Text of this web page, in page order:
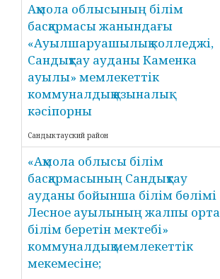
Ақмола облысының білім
басқармасы жанындағы
«Ауылшаруашылық колледжі,
Сандықтау ауданы Каменка
ауылы» мемлекеттік
коммуналдық қазыналық
кәсіпорны
Сандыктауский район
«Ақмола облысы білім
басқармасының Сандықтау
ауданы бойынша білім бөлімі
Лесное ауылының жалпы орта
білім беретін мектебі»
коммуналдық мемлекеттік
мекемесіне;